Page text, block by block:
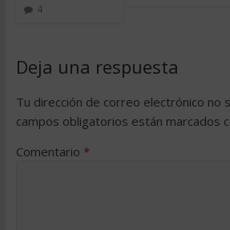
4
Deja una respuesta
Tu dirección de correo electrónico no
campos obligatorios están marcados
Comentario *